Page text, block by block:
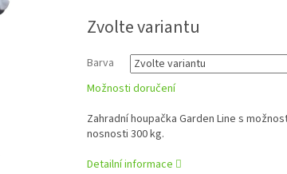
cena:
Zvolte variantu
Barva
Možnosti doručení
Zahradní houpačka Garden Line s
nosnosti 300 kg.
Detailní informace